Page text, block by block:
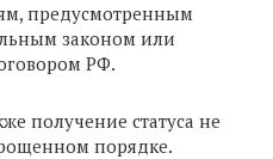
предусмотренным
законом или
РФ.
получение статуса не
порядке.